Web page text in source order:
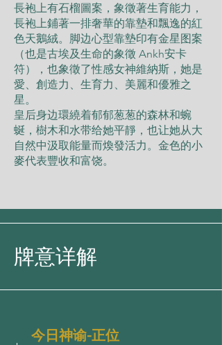
長袍上有石榴圖案，象徵著生育能力，
長袍上鋪著一排奢華的靠墊和飄逸的紅
色天鵝絨。脚边心型靠墊印有金星图案
（也是古埃及生命的象徵 Ankh安卡
符），也象徵了性感女神維納斯，她是
愛、創造力、生育力、美麗和優雅之
星。
皇后身边環繞着郁郁葱葱的森林和蜿
蜒，樹木和水带给她平靜，也让她从大
自然中汲取能量而煥發活力。金色的小
麥代表豐收和富饶。
牌意详解
今日神谕-正位